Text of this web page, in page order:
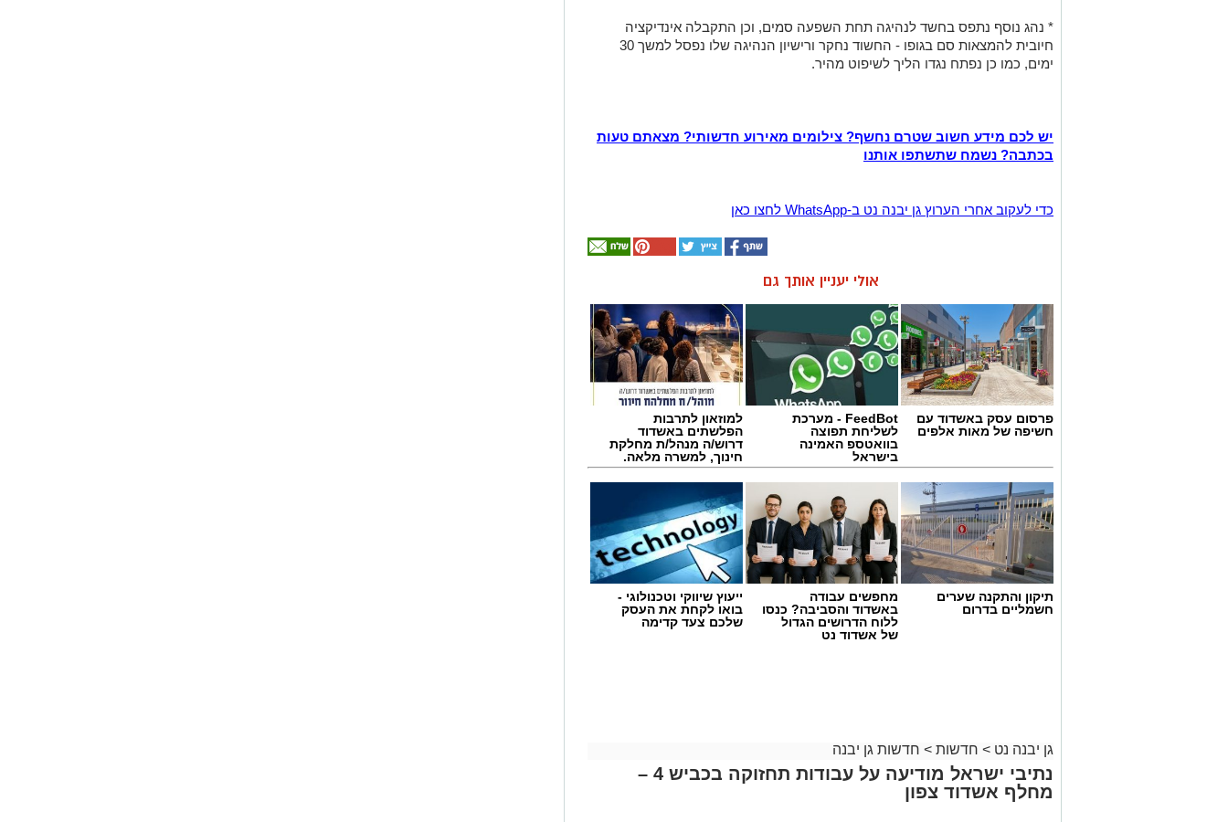
* נהג נוסף נתפס בחשד לנהיגה תחת השפעה סמים, וכן התקבלה אינדיקציה
חיובית להמצאות סם בגופו - החשוד נחקר ורישיון הנהיגה שלו נפסל למשך 30
ימים, כמו כן נפתח נגדו הליך לשיפוט מהיר.
יש לכם מידע חשוב שטרם נחשף? צילומים מאירוע חדשותי? מצאתם טעות
בכתבה? נשמח שתשתפו אותנו
‏כדי לעקוב אחרי הערוץ גן יבנה נט ב-WhatsApp לחצו כאן
אולי יעניין אותך גם
פרסום עסק באשדוד עם
חשיפה של מאות אלפים
FeedBot - מערכת
לשליחת תפוצה
בוואטספ האמינה
בישראל
למוזאון לתרבות
הפלשתים באשדוד
דרוש/ה מנהל/ת מחלקת
חינוך, למשרה מלאה.
תיקון והתקנה שערים
חשמליים בדרום
מחפשים עבודה
באשדוד והסביבה? כנסו
ללוח הדרושים הגדול
של אשדוד נט
ייעוץ שיווקי וטכנולוגי -
בואו לקחת את העסק
שלכם צעד קדימה
גן יבנה נט > חדשות > חדשות גן יבנה
נתיבי ישראל מודיעה על עבודות תחזוקה בכביש 4 –
מחלף אשדוד צפון